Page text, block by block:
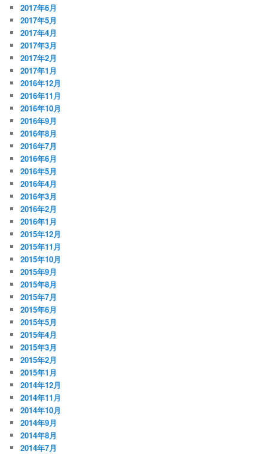
2017年6月
2017年5月
2017年4月
2017年3月
2017年2月
2017年1月
2016年12月
2016年11月
2016年10月
2016年9月
2016年8月
2016年7月
2016年6月
2016年5月
2016年4月
2016年3月
2016年2月
2016年1月
2015年12月
2015年11月
2015年10月
2015年9月
2015年8月
2015年7月
2015年6月
2015年5月
2015年4月
2015年3月
2015年2月
2015年1月
2014年12月
2014年11月
2014年10月
2014年9月
2014年8月
2014年7月